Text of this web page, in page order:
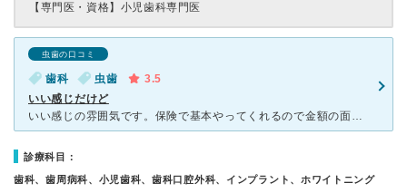
【専門医・資格】 小児歯科専門医
虫歯の口コミ
歯科 虫歯
3.5
いい感じだけど
いい感じの雰囲気です。保険で基本やってくれるので金額の面では安心して通っています。駅から5分程度で近くて通いやすいところは気に入っています。受付の人は感じの良い方でいつもご丁寧に接してくれています。院
診療科目：
歯科、歯周病科、小児歯科、歯科口腔外科、インプラント、ホワイトニング